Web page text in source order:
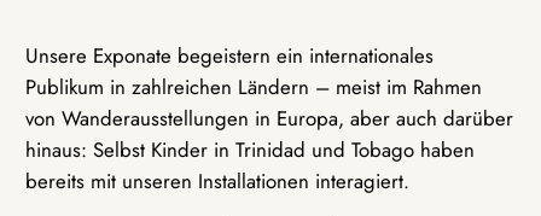
Unsere Exponate begeistern ein internationales
Publikum in zahlreichen Ländern – meist im Rahmen
von Wanderausstellungen in Europa, aber auch darüber
hinaus: Selbst Kinder in Trinidad und Tobago haben
bereits mit unseren Installationen interagiert.